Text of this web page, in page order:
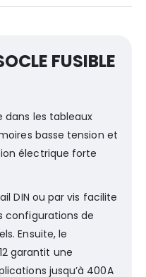
FUSIBLE
dans les tableaux
basse tension et
électrique forte
DIN ou par vis facilite
configurations de
Ensuite, le
garantit une
jusqu’à 400A